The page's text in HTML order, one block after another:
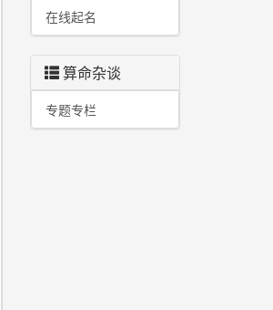
在线起名
算命杂谈
专题专栏